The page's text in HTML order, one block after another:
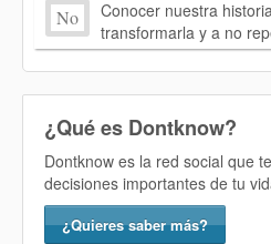
No
Conocer nuestra
transformarla y a no
¿Qué es Dontknow?
Dontknow es la red social que
decisiones importantes de tu
¿Quieres saber más?